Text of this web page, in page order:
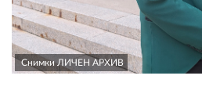
Снимки ЛИЧЕН АРХИВ